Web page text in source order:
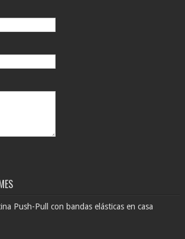
Push-Pull con bandas elásticas en casa